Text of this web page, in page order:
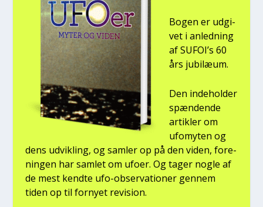
Bogen er udgi­
vet i anled­ning
af SUFOI’s 60
års jubilæum.
Den inde­hol­der
spæn­den­de
artik­ler om
ufo­myten og
dens udvik­ling, og sam­ler op på den viden, for­e­
nin­gen har sam­let om ufo­er. Og tager nog­le af
de mest kend­te ufo-obser­va­tio­ner gen­nem
tiden op til for­ny­et revi­sion.